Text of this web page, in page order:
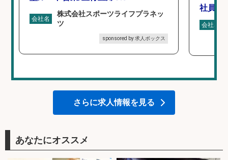
会社名
株式会社スポーツライフプラネッ
ツ
sponsored by 求人ボックス
社員登
会社名
さらに求人情報を見る
あなたにオススメ